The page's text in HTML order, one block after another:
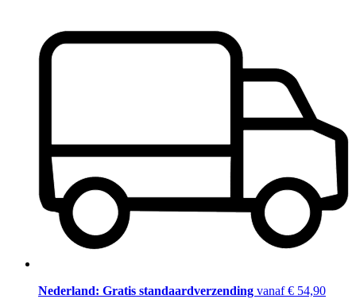
Nederland: Gratis standaardverzending vanaf € 54,90